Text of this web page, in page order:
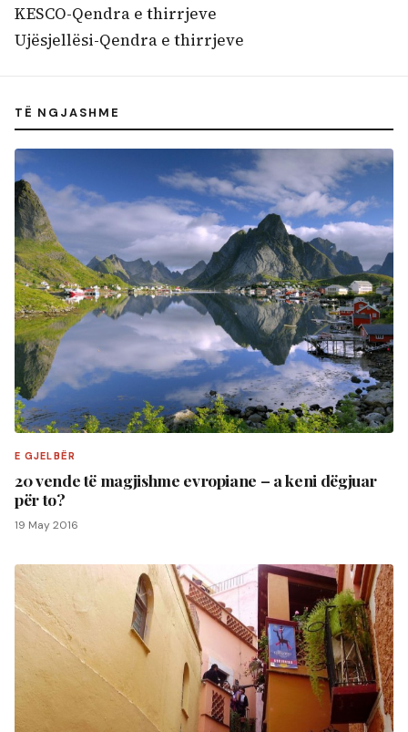
KESCO-Qendra e thirrjeve
Ujësjellësi-Qendra e thirrjeve
TË NGJASHME
E GJELBËR
20 vende të magjishme evropiane – a keni dëgjuar
për to?
19 May 2016